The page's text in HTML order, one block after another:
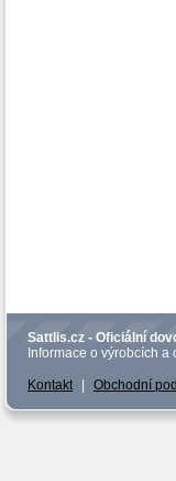
Sattlis.cz - Oficiální
Informace o výrobcích
Kontakt Obchodní